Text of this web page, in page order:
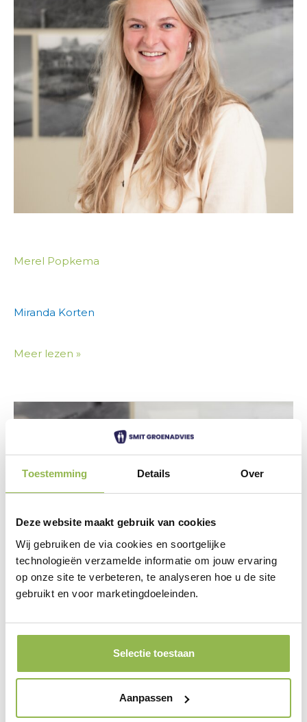
Toestemming Details Over
Deze website maakt gebruik van cookies
Wij gebruiken de via cookies en soortgelijke
technologieën verzamelde informatie om jouw ervaring
op onze site te verbeteren, te analyseren hoe u de site
gebruikt en voor marketingdoeleinden.
Selectie toestaan
Aanpassen
Merel Popkema
Miranda Korten
Meer lezen »